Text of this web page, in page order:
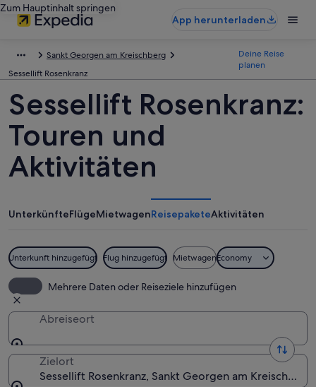
Zum Hauptinhalt springen
App herunterladen
Sankt Georgen am Kreischberg
Sessellift Rosenkranz
Deine Reise
planen
Sessellift Rosenkranz:
Touren und
Aktivitäten
UnterkünfteFlügeMietwagenReisepaketeAktivitäten
Unterkunft hinzugefügt Flug hinzugefügt MietwagenEconomy
Mehrere Daten oder Reiseziele hinzufügen
Abreiseort
Zielort
Sessellift Rosenkranz, Sankt Georgen am